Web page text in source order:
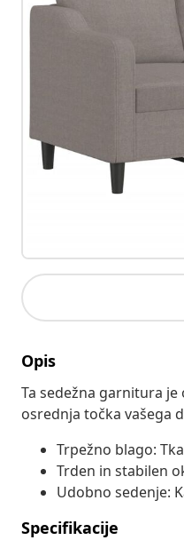
Opis
Ta sedežna garnitura
osrednja točka vašega
Trpežno blago:
Trden in stabilen
Udobno sedenje:
Specifikacije